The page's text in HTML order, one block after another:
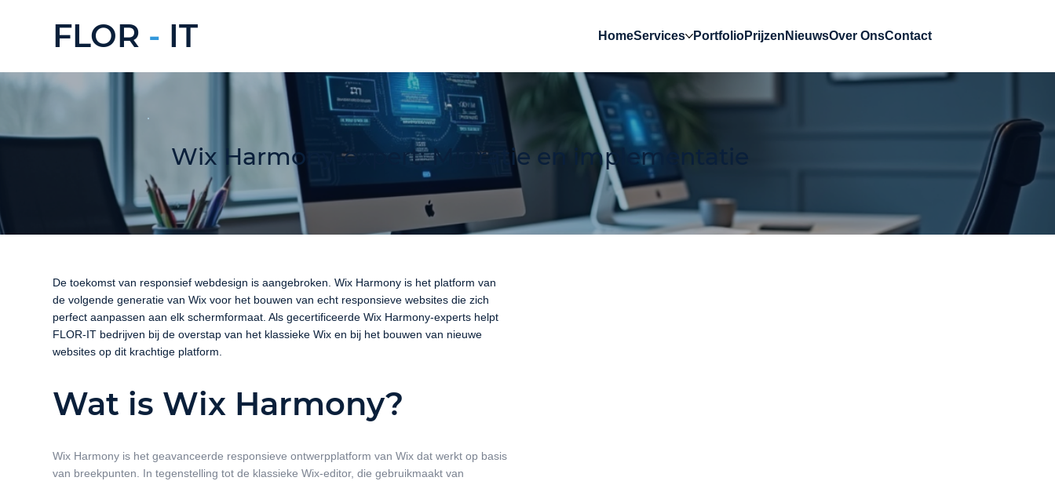
FLOR - IT HomeServices PortfolioPrijzen NieuwsOver OnsContact
Wix Harmony-expert: Migratie en implementatie
De toekomst van responsief webdesign is aangebroken. Wix Harmony is het platform van
de volgende generatie van Wix voor het bouwen van echt responsieve websites die zich
perfect aanpassen aan elk schermformaat. Als gecertificeerde Wix Harmony-experts helpt
FLOR-IT bedrijven bij de overstap van het klassieke Wix en bij het bouwen van nieuwe
websites op dit krachtige platform.
Wat is Wix Harmony?
Wix Harmony is het geavanceerde responsieve ontwerpplatform van Wix dat werkt op basis
van breekpunten. In tegenstelling tot de klassieke Wix-editor, die gebruikmaakt van